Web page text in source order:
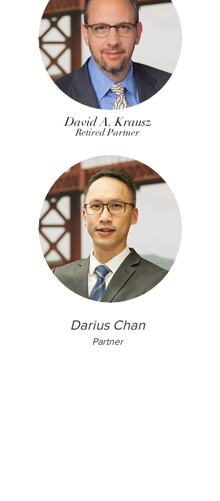
David A. Krausz
Retired Partner
Darius Chan
Partner